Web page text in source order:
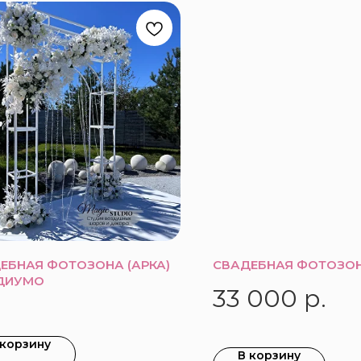
ФОТОЗОНА (АРКА)
СВАДЕБНАЯ
33 000 р.
В корзину